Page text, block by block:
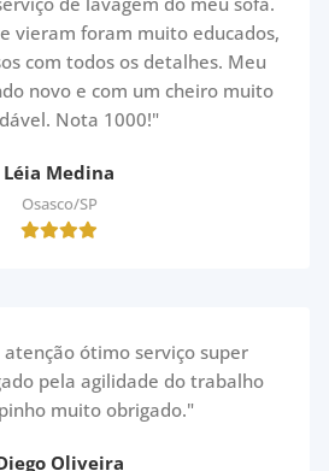
vieram foram muito educados,
com todos os detalhes. Meu
novo e com um cheiro muito
Nota 1000!"
Léia Medina
Osasco/SP
atenção ótimo serviço super
pela agilidade do trabalho
muito obrigado."
Oliveira